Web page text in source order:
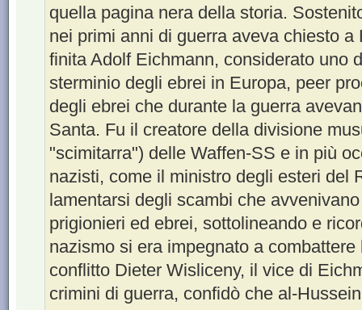
quella pagina nera della storia.
nei primi anni di guerra aveva chiesto
finita Adolf Eichmann, considerato uno
sterminio degli ebrei in Europa, peer
degli ebrei che durante la guerra
Santa. Fu il creatore della divisione
"scimitarra") delle Waffen-SS e in più
nazisti, come il ministro degli esteri del
lamentarsi degli scambi che
prigionieri ed ebrei, sottolineando e
nazismo si era impegnato a
conflitto Dieter Wisliceny, il vice di
crimini di guerra, confidò che al-